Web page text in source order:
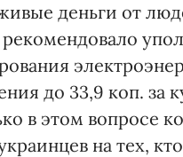
деньги от
до 33,9 коп. за
в этом вопросе
на тех,